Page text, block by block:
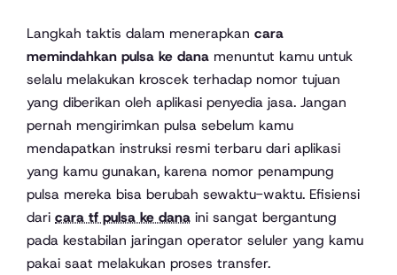
Langkah taktis dalam menerapkan cara
memindahkan pulsa ke dana menuntut kamu untuk
selalu melakukan kroscek terhadap nomor tujuan
yang diberikan oleh aplikasi penyedia jasa. Jangan
pernah mengirimkan pulsa sebelum kamu
mendapatkan instruksi resmi terbaru dari aplikasi
yang kamu gunakan, karena nomor penampung
pulsa mereka bisa berubah sewaktu-waktu. Efisiensi
dari cara tf pulsa ke dana ini sangat bergantung
pada kestabilan jaringan operator seluler yang kamu
pakai saat melakukan proses transfer.